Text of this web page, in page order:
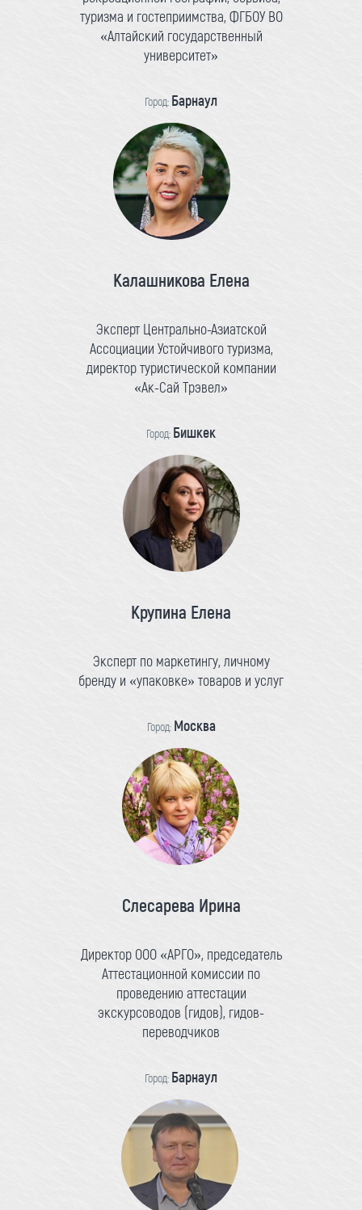
туризма и гостеприимства, ФГБОУ ВО
«Алтайский государственный
университет»
Город: Барнаул
Калашникова Елена
Эксперт Центрально-Азиатской
Ассоциации Устойчивого туризма,
директор туристической компании
«Ак-Сай Трэвел»
Город: Бишкек
Крупина Елена
Эксперт по маркетингу, личному
бренду и «упаковке» товаров и услуг
Город: Москва
Слесарева Ирина
Директор ООО «АРГО», председатель
Аттестационной комиссии по
проведению аттестации
экскурсоводов (гидов), гидов-
переводчиков
Город: Барнаул